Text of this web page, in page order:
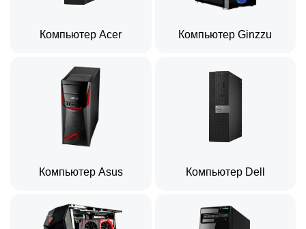
Компьютер Acer Компьютер Ginzzu
Компьютер Asus Компьютер Dell